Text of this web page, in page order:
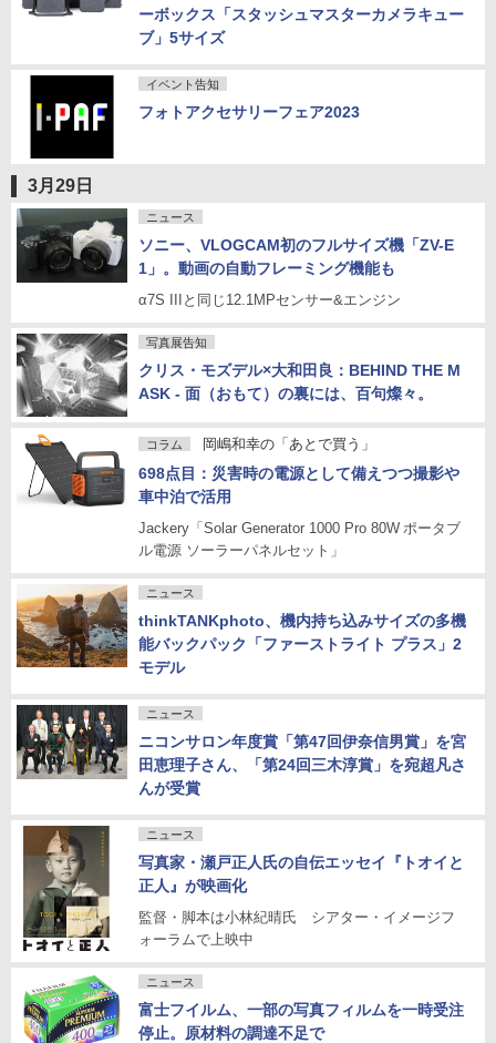
ーボックス「スタッシュマスターカメラキュー
ブ」5サイズ
イベント告知
フォトアクセサリーフェア2023
3月29日
ニュース
ソニー、VLOGCAM初のフルサイズ機「ZV-E
1」。動画の自動フレーミング機能も
α7S IIIと同じ12.1MPセンサー&エンジン
写真展告知
クリス・モズデル×大和田良：BEHIND THE M
ASK - 面（おもて）の裏には、百句燦々。
コラム 岡嶋和幸の「あとで買う」
698点目：災害時の電源として備えつつ撮影や
車中泊で活用
Jackery「Solar Generator 1000 Pro 80W ポータブ
ル電源 ソーラーパネルセット」
ニュース
thinkTANKphoto、機内持ち込みサイズの多機
能バックパック「ファーストライト プラス」2
モデル
ニュース
ニコンサロン年度賞「第47回伊奈信男賞」を宮
田恵理子さん、「第24回三木淳賞」を宛超凡さ
んが受賞
ニュース
写真家・瀬戸正人氏の自伝エッセイ『トオイと
正人』が映画化
監督・脚本は小林紀晴氏 シアター・イメージフ
ォーラムで上映中
ニュース
富士フイルム、一部の写真フィルムを一時受注
停止。原材料の調達不足で